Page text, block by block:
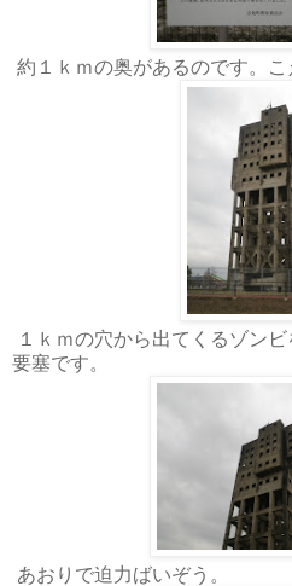
約１ｋｍの奥があるのです。こ
１ｋｍの穴から出てくるゾン
要塞です。
あおりで迫力ばいぞう。